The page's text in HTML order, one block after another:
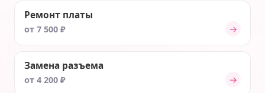
Ремонт платы
от 7 500 ₽ →
Замена разъема
от 4 200 ₽ →